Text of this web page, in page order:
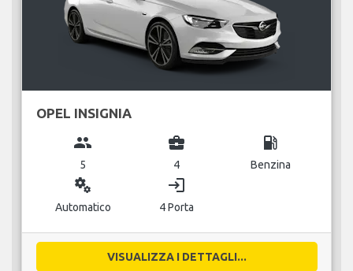
OPEL INSIGNIA
group
5
business_center
4
local_gas_station
Benzina
miscellaneous_services
Automatico
login
4 Porta
VISUALIZZA I DETTAGLI...